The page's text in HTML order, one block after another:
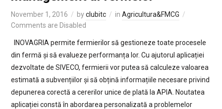
November 1, 2016 byclubitc in Agricultura&FMCG
Comments are Disabled
INOVAGRIA permite fermierilor să gestioneze toate procesele
din fermă și să evalueze performanța lor. Cu ajutorul aplicației
dezvoltate de SIVECO, fermierii vor putea să calculeze valoarea
estimată a subvențiilor și să obțină informațiile necesare privind
depunerea corectă a cererilor unice de plată la APIA. Noutatea
aplicației constă în abordarea personalizată a problemelor